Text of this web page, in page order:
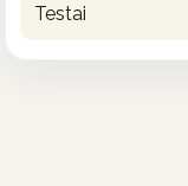
Testai